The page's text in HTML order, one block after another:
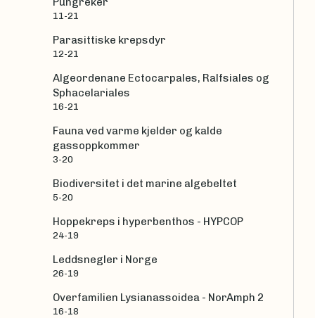
11-21
Parasittiske krepsdyr
12-21
Algeordenane Ectocarpales, Ralfsiales og
Sphacelariales
16-21
Fauna ved varme kjelder og kalde
gassoppkommer
3-20
Biodiversitet i det marine algebeltet
5-20
Hoppekreps i hyperbenthos - HYPCOP
24-19
Leddsnegler i Norge
26-19
Overfamilien Lysianassoidea - NorAmph 2
16-18